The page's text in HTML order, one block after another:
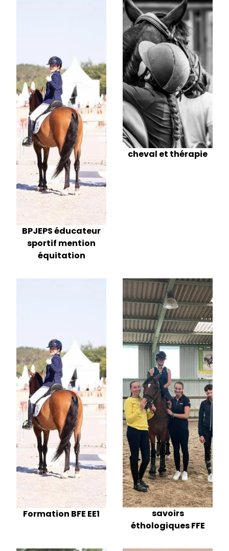
BPJEPS éducateur
sportif mention
équitation
cheval et thérapie
Formation BFE EE1
savoirs
éthologiques FFE